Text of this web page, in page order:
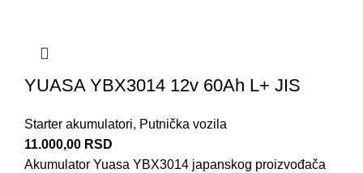
YUASA YBX3014 12v 60Ah L+ JIS
Starter akumulatori, Putnička vozila
11.000,00 RSD
Akumulator Yuasa YBX3014 japanskog proizvođača